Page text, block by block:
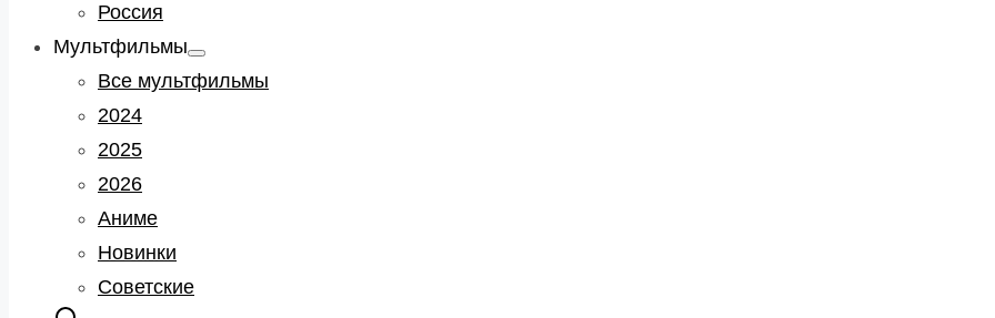
Россия
Мультфильмы
Show
sub
menu
Все мультфильмы
2024
2025
2026
Аниме
Новинки
Советские